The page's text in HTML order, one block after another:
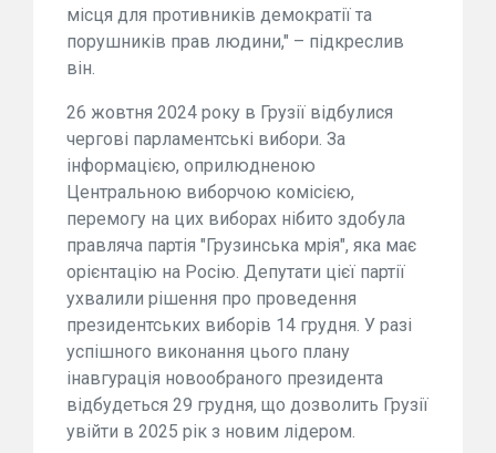
місця для противників демократії та
порушників прав людини," – підкреслив
він.
26 жовтня 2024 року в Грузії відбулися
чергові парламентські вибори. За
інформацією, оприлюдненою
Центральною виборчою комісією,
перемогу на цих виборах нібито здобула
правляча партія "Грузинська мрія", яка має
орієнтацію на Росію. Депутати цієї партії
ухвалили рішення про проведення
президентських виборів 14 грудня. У разі
успішного виконання цього плану
інавгурація новообраного президента
відбудеться 29 грудня, що дозволить Грузії
увійти в 2025 рік з новим лідером.